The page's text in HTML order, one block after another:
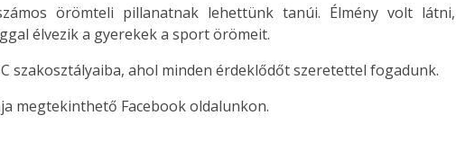
örömteli pillanatnak lehettünk tanúi. Élmény volt látni,
élvezik a gyerekek a sport örömeit.
szakosztályaiba, ahol minden érdeklődőt szeretettel fogadunk.
megtekinthető Facebook oldalunkon.